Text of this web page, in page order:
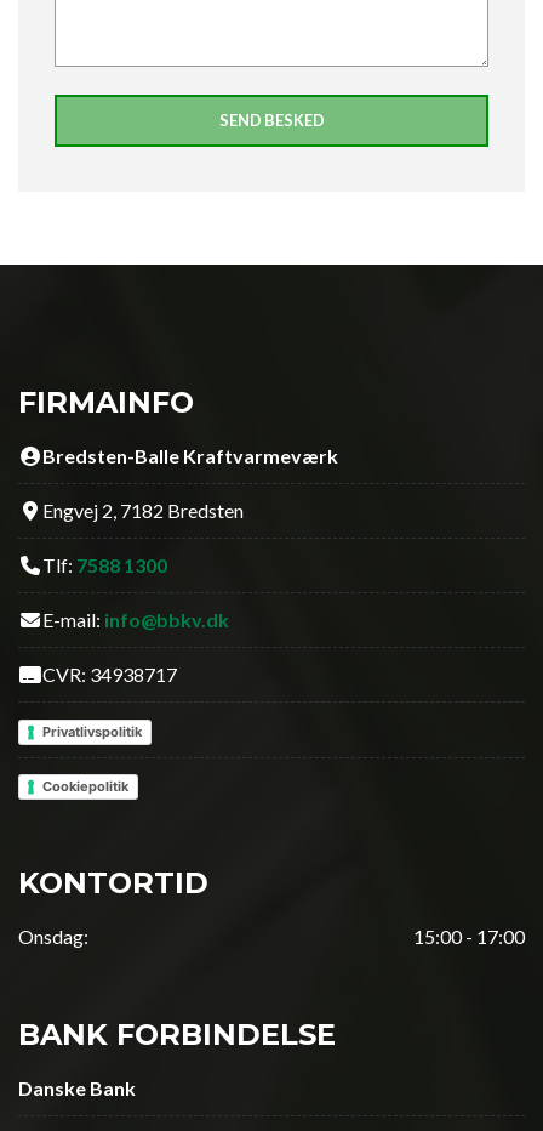
FIRMAINFO
Bredsten-Balle Kraftvarmeværk
Engvej 2, 7182 Bredsten
Tlf: 7588 1300
E-mail: info@bbkv.dk
CVR: 34938717
Privatlivspolitik
Cookiepolitik
KONTORTID
Onsdag: 15:00 - 17:00
BANK FORBINDELSE
Danske Bank